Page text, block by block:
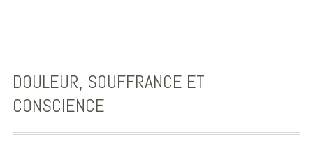
DOULEUR, SOUFFRANCE ET
CONSCIENCE